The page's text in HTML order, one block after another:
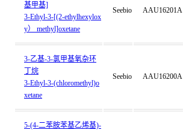
基甲基]
3-Ethyl-3-[(2-ethylhexylox
y） methyl]oxetane
Seebio AAU16201A
3-乙基-3-氯甲基氧杂环
丁烷
3-Ethyl-3-(chloromethyl)o
xetane
Seebio AAU16200A
5-(4-二苯胺苯基乙烯基)-